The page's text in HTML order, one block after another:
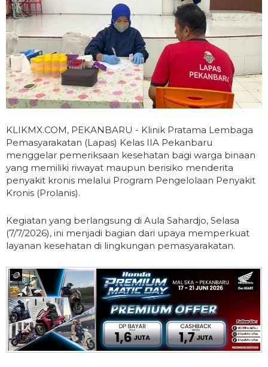
KLIKMX.COM, PEKANBARU - Klinik Pratama Lembaga
Pemasyarakatan (Lapas) Kelas IIA Pekanbaru
menggelar pemeriksaan kesehatan bagi warga binaan
yang memiliki riwayat maupun berisiko menderita
penyakit kronis melalui Program Pengelolaan Penyakit
Kronis (Prolanis).
Kegiatan yang berlangsung di Aula Sahardjo, Selasa
(7/7/2026), ini menjadi bagian dari upaya memperkuat
layanan kesehatan di lingkungan pemasyarakatan.